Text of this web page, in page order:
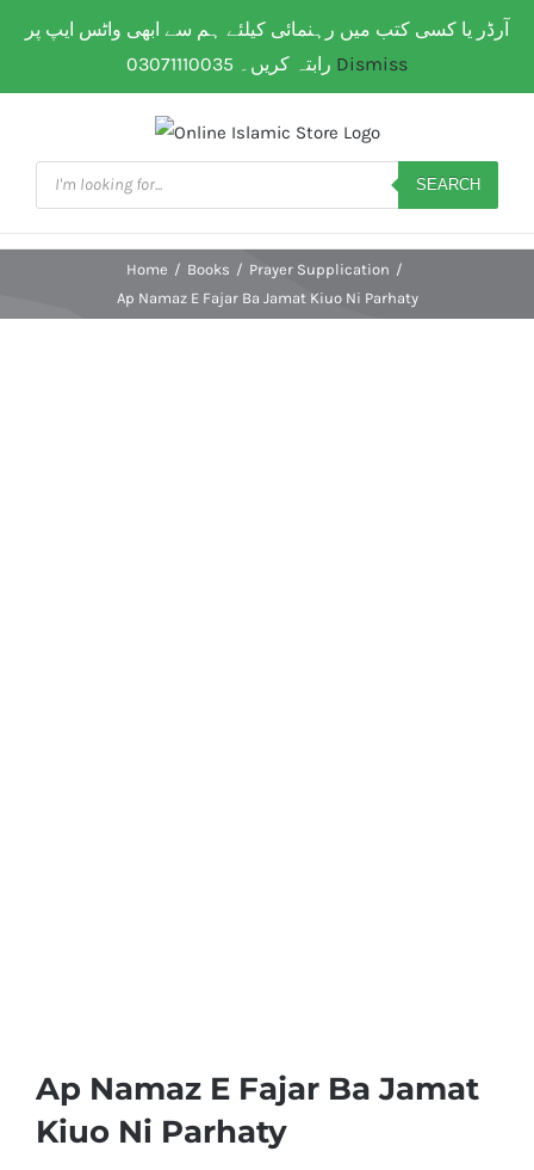
آرڈر یا کسی کتب میں رہنمائی کیلئے ہم سے ابھی واٹس ایپ پر
Dismiss
WhatsApp: 0307 111 00 35 | Flat Shipping Rate:200
Products
search
SEARCH
Home / Books / Prayer Supplication /
Ap Namaz E Fajar Ba Jamat Kiuo Ni Parhaty
Ap Namaz E Fajar Ba Jamat
Kiuo Ni Parhaty